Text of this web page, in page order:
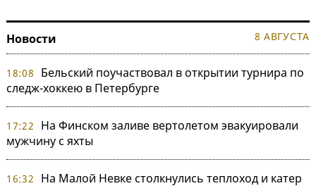
Новости 8 АВГУСТА
18:08
Бельский поучаствовал в открытии турнира по
следж-хоккею в Петербурге
17:22
На Финском заливе вертолетом эвакуировали
мужчину с яхты
16:32 На Малой Невке столкнулись теплоход и катер